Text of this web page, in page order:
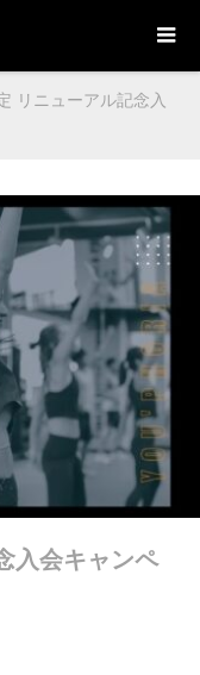
リニューアル記念入
入会キャンペ